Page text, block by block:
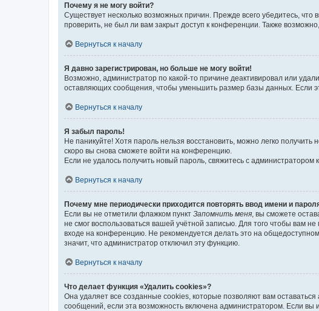
Почему я не могу войти?
Существует несколько возможных причин. Прежде всего убедитесь,
проверить, не был ли вам закрыт доступ к конференции. Также
Вернуться к началу
Я давно зарегистрирован, но больше не могу войти!
Возможно, администратор по какой-то причине деактивировал или
оставляющих сообщения, чтобы уменьшить размер базы данных. Если
Вернуться к началу
Я забыл пароль!
Не паникуйте! Хотя пароль нельзя восстановить, можно легко
скоро вы снова сможете войти на конференцию.
Если не удалось получить новый пароль, свяжитесь с администратором
Вернуться к началу
Почему мне периодически приходится повторять ввод имени и
Если вы не отметили флажком пункт Запомнить меня , вы сможете
не смог воспользоваться вашей учётной записью. Для того чтобы вам
входе на конференцию. Не рекомендуется делать это на
значит, что администратор отключил эту функцию.
Вернуться к началу
Что делает функция «Удалить cookies»?
Она удаляет все созданные cookies, которые позволяют вам
сообщений, если эта возможность включена администратором. Если